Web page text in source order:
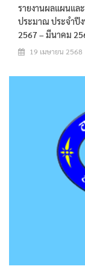
รายงานผลแผนแล
ประมาณ ประจำปี
2567 – มีนาคม
19 เมษายน 2568